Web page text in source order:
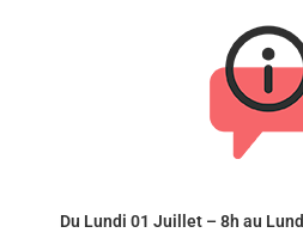
Du Lundi 01 Juillet – 8h au